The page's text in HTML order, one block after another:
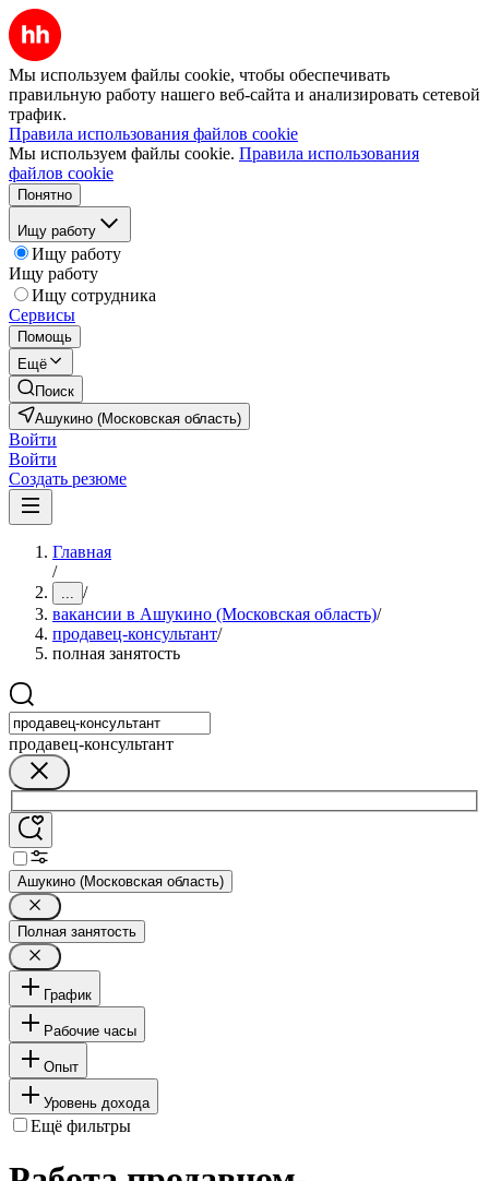
Мы используем файлы cookie, чтобы обеспечивать
правильную работу нашего веб-сайта и анализировать сетевой
трафик.
Правила использования файлов cookie
Мы используем файлы cookie. Правила использования
файлов cookie
Понятно
Ищу работу
Ищу работу
Ищу работу
Ищу сотрудника
Сервисы
Помощь
Ещё
Поиск
Ашукино (Московская область)
Войти
Войти
Создать резюме
Главная
/
... /
вакансии в Ашукино (Московская область)/
продавец-консультант/
полная занятость
продавец-консультант
Ашукино (Московская область)
Полная занятость
График
Рабочие часы
Опыт
Уровень дохода
Ещё фильтры